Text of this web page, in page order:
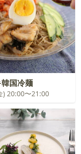
国冷麺
) 20:00〜21:00